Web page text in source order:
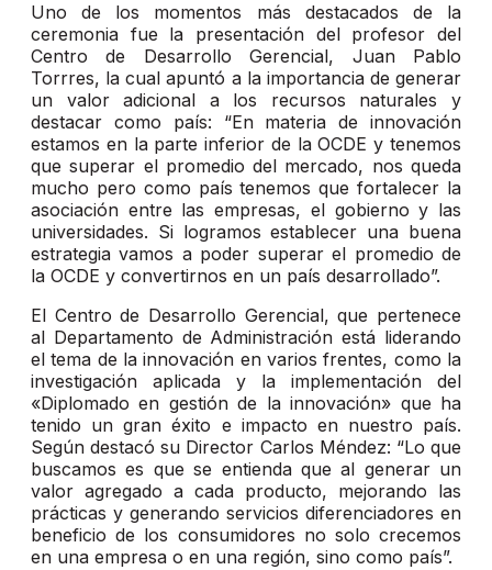
Uno de los momentos más destacados de la
ceremonia fue la presentación del profesor del
Centro de Desarrollo Gerencial, Juan Pablo
Torrres, la cual apuntó a la importancia de generar
un valor adicional a los recursos naturales y
destacar como país: “En materia de innovación
estamos en la parte inferior de la OCDE y tenemos
que superar el promedio del mercado, nos queda
mucho pero como país tenemos que fortalecer la
asociación entre las empresas, el gobierno y las
universidades. Si logramos establecer una buena
estrategia vamos a poder superar el promedio de
la OCDE y convertirnos en un país desarrollado”.
El Centro de Desarrollo Gerencial, que pertenece
al Departamento de Administración está liderando
el tema de la innovación en varios frentes, como la
investigación aplicada y la implementación del
«Diplomado en gestión de la innovación» que ha
tenido un gran éxito e impacto en nuestro país.
Según destacó su Director Carlos Méndez: “Lo que
buscamos es que se entienda que al generar un
valor agregado a cada producto, mejorando las
prácticas y generando servicios diferenciadores en
beneficio de los consumidores no solo crecemos
en una empresa o en una región, sino como país”.